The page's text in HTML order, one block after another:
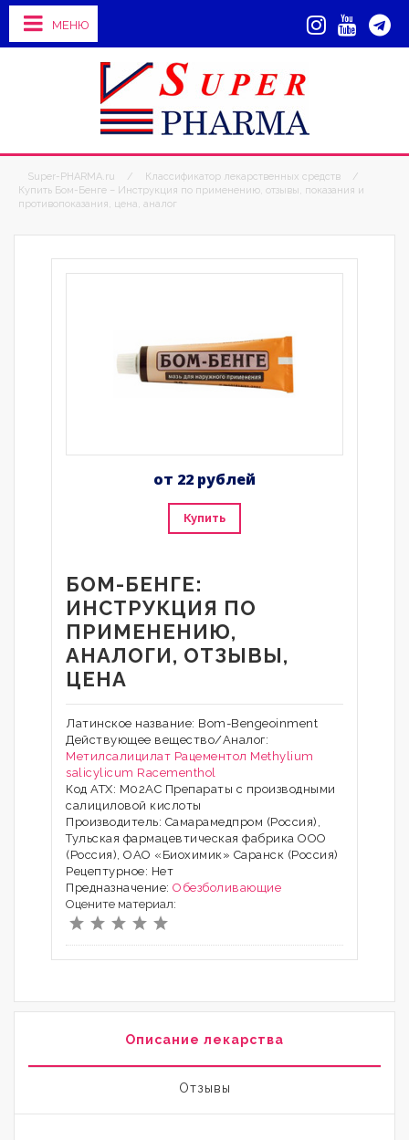
МЕНЮ
Super-PHARMA.ru / Классификатор лекарственных средств
/
Купить Бом-Бенге – Инструкция по применению, отзывы, показания и
противопоказания, цена, аналог
от 22 рублей
Купить
БОМ-БЕНГЕ:
ИНСТРУКЦИЯ ПО
ПРИМЕНЕНИЮ,
АНАЛОГИ, ОТЗЫВЫ,
ЦЕНА
Латинское название: Bom-Bengeoinment
Действующее вещество/Аналог:
Метилсалицилат Рацементол Methylium
salicylicum Racementhol
Код АТХ: M02AC Препараты с производными
салициловой кислоты
Производитель: Самарамедпром (Россия),
Тульская фармацевтическая фабрика ООО
(Россия), ОАО «Биохимик» Саранск (Россия)
Рецептурное: Нет
Предназначение: Обезболивающие
Оцените материал:
Описание лекарства
Отзывы